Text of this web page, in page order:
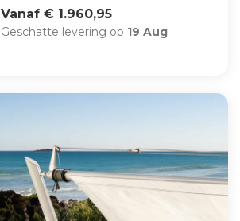
Vanaf € 1.960,95
Geschatte levering op 19 Aug